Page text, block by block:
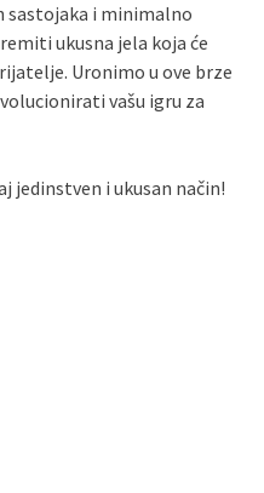
sastojaka i minimalno
ukusna jela koja će
Uronimo u ove brze
vašu igru ​​za
jedinstven i ukusan način!